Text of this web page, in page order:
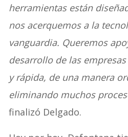
herramientas están
nos acerquemos a la
vanguardia. Queremos
desarrollo de las
y rápida, de una manera
eliminando muchos
finalizó Delgado.